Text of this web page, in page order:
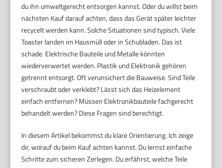
du ihn umweltgerecht entsorgen kannst. Oder du willst beim
nächsten Kauf darauf achten, dass das Gerät später leichter
recycelt werden kann. Solche Situationen sind typisch. Viele
Toaster landen im Hausmüll oder in Schubladen. Das ist
schade. Elektrische Bauteile und Metalle könnten
wiederverwertet werden. Plastik und Elektronik gehören
getrennt entsorgt. Oft verunsichert die Bauweise. Sind Teile
verschraubt oder verklebt? Lässt sich das Heizelement
einfach entfernen? Müssen Elektronikbauteile fachgerecht
behandelt werden? Diese Fragen sind berechtigt.
In diesem Artikel bekommst du klare Orientierung. Ich zeige
dir, worauf du beim Kauf achten kannst. Du lernst einfache
Schritte zum sicheren Zerlegen. Du erfährst, welche Teile